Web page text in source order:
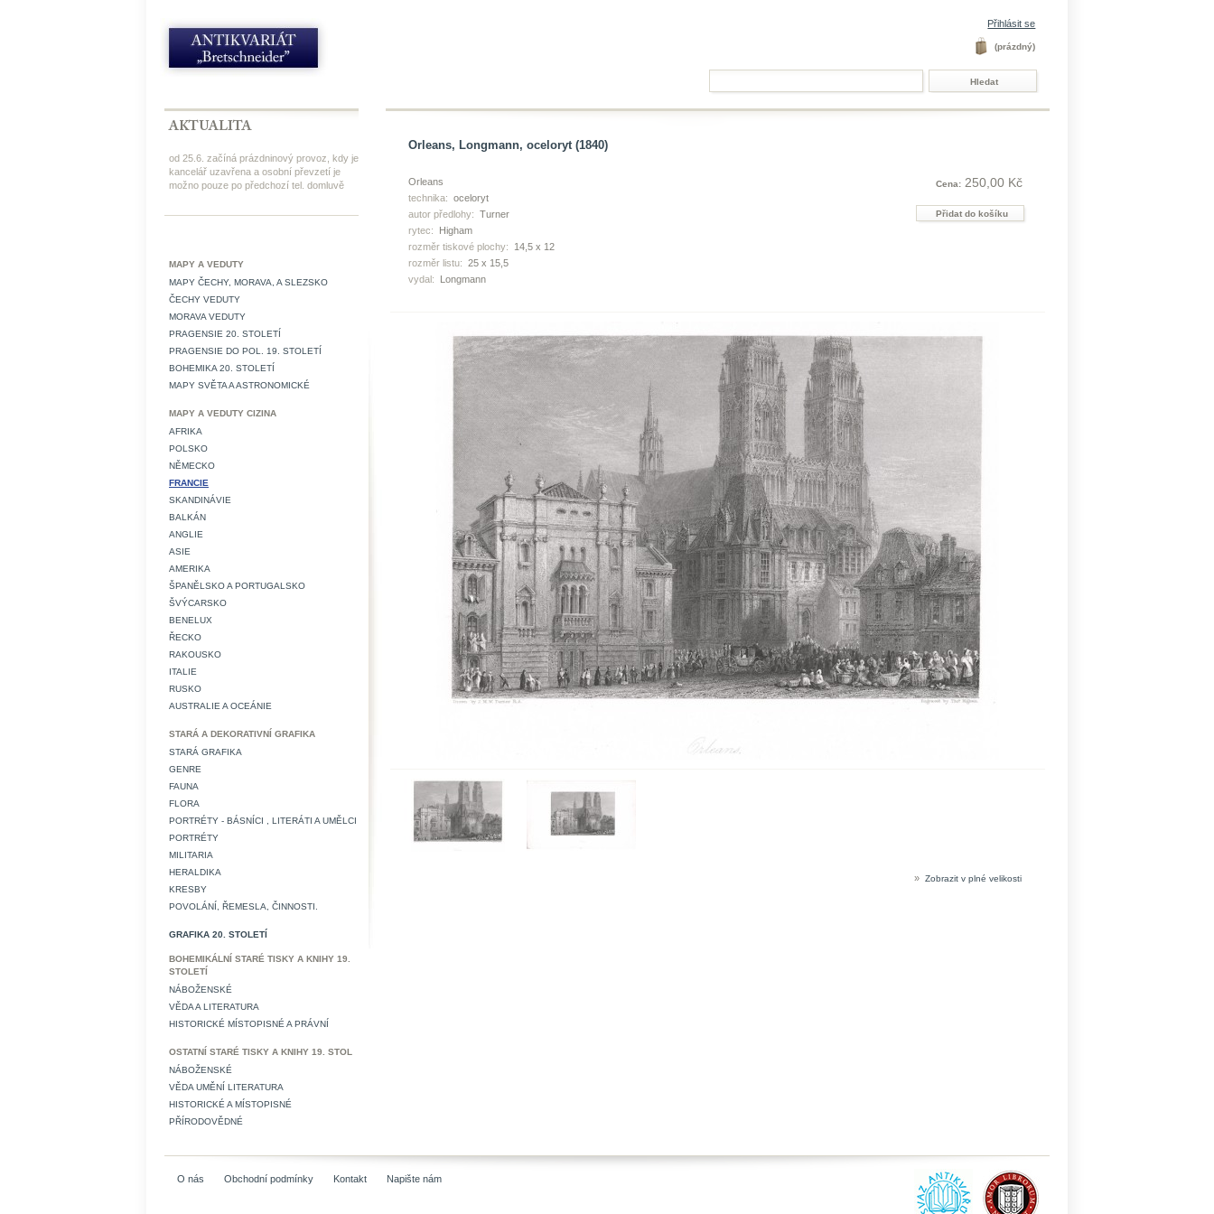
Přihlásit se
(prázdný)
od 25.6. začíná prázdninový provoz, kdy je
kancelář uzavřena a osobní převzetí je
možno pouze po předchozí tel. domluvě
MAPY A VEDUTY
MAPY ČECHY, MORAVA, A SLEZSKO
ČECHY VEDUTY
MORAVA VEDUTY
PRAGENSIE 20. STOLETÍ
PRAGENSIE DO POL. 19. STOLETÍ
BOHEMIKA 20. STOLETÍ
MAPY SVĚTA A ASTRONOMICKÉ
MAPY A VEDUTY CIZINA
AFRIKA
POLSKO
NĚMECKO
FRANCIE
SKANDINÁVIE
BALKÁN
ANGLIE
ASIE
AMERIKA
ŠPANĚLSKO A PORTUGALSKO
ŠVÝCARSKO
BENELUX
ŘECKO
RAKOUSKO
ITALIE
RUSKO
AUSTRALIE A OCEÁNIE
STARÁ A DEKORATIVNÍ GRAFIKA
STARÁ GRAFIKA
GENRE
FAUNA
FLORA
PORTRÉTY - BÁSNÍCI , LITERÁTI A UMĚLCI
PORTRÉTY
MILITARIA
HERALDIKA
KRESBY
POVOLÁNÍ, ŘEMESLA, ČINNOSTI.
GRAFIKA 20. STOLETÍ
BOHEMIKÁLNÍ STARÉ TISKY A KNIHY 19.
STOLETÍ
NÁBOŽENSKÉ
VĚDA A LITERATURA
HISTORICKÉ MÍSTOPISNÉ A PRÁVNÍ
OSTATNÍ STARÉ TISKY A KNIHY 19. STOL
NÁBOŽENSKÉ
VĚDA UMĚNÍ LITERATURA
HISTORICKÉ A MÍSTOPISNÉ
PŘÍRODOVĚDNÉ
Orleans, Longmann, oceloryt (1840)
Orleans
technika: oceloryt
autor předlohy: Turner
rytec:
Higham
rozměr tiskové plochy:
14,5 x 12
rozměr listu: 25 x 15,5
vydal:
Longmann
Cena: 250,00 Kč
» Zobrazit v plné velikosti
O nás Obchodní podmínky Kontakt Napište nám